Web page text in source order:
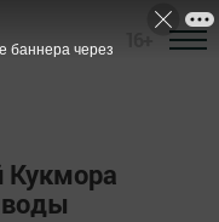
Кукмора
воды
баннера через